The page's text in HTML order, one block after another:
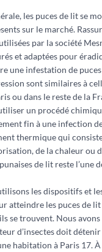
les puces de lit se
sur le marché.
par la société
et adaptées pour
une infestation de
sont similaires à
ou dans le reste de la
un procédé
fin à une infection
thermique qui
de la chaleur ou
de lit reste l’une
les dispositifs et
atteindre les puces de
se trouvent. Nous
d’insectes doit
habitation à Paris 17.